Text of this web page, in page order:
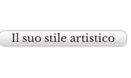
Il suo stile artistico